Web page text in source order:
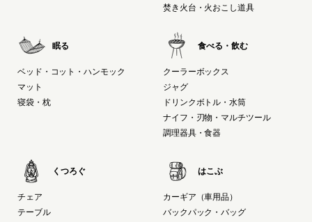
焚き火台・火おこし道具
眠る
ベッド・コット・ハンモック
マット
寝袋・枕
食べる・飲む
クーラーボックス
ジャグ
ドリンクボトル・水筒
ナイフ・刃物・マルチツール
調理器具・食器
くつろぐ
チェア
テーブル
はこぶ
カーギア（車用品）
バックパック・バッグ